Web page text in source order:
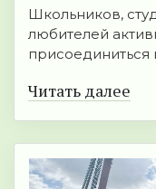
Школьников,
любителей
присоединиться
Читать далее